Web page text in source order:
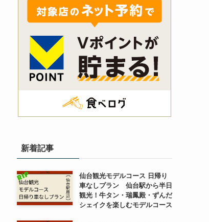
新着記事
仙台観光モデルコース 日帰り
車なしプラン 仙台駅から半日
観光！牛タン・瑞鳳殿・ずんだ
シェイクを楽しむモデルコース